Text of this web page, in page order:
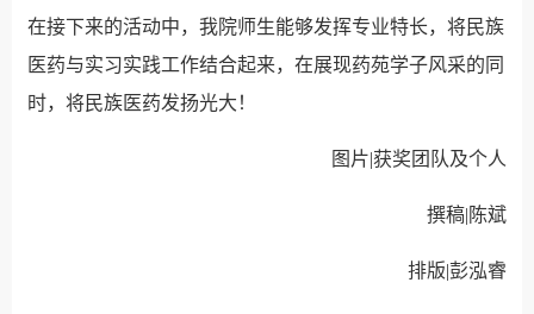
在接下来的活动中，我院师生能够发挥专业特长，将民族
医药与实习实践工作结合起来，在展现药苑学子风采的同
时，将民族医药发扬光大！
图片|获奖团队及个人
撰稿|陈斌
排版|彭泓睿